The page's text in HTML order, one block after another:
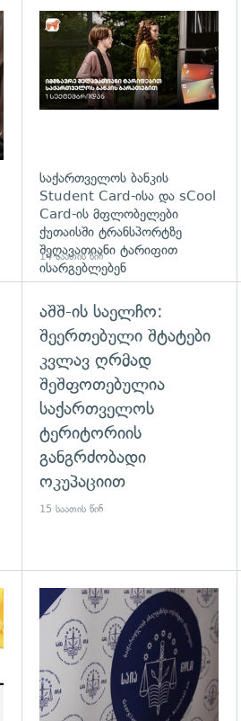
გადახედვა
საქართველოს ბანკის
Student Card-ისა და sCool
Card-ის მფლობელები
ქუთაისში ტრანსპორტზე
შეღავათიანი ტარიფით
ისარგებლებენ
14 საათის წინ
აშშ-ის საელჩო:
შეერთებული შტატები
კვლავ ღრმად
შეშფოთებულია
საქართველოს
ტერიტორიის
განგრძობადი
ოკუპაციით
15 საათის წინ
გადახედვა